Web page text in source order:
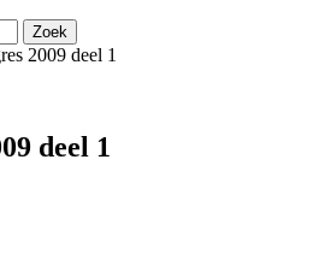
2009 deel 1
deel 1